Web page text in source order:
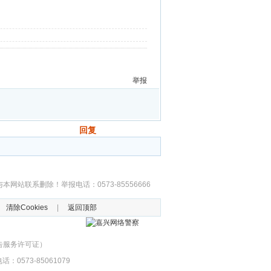
举报
回复
网站联系删除！举报电话：0573-85556666
清除Cookies 返回顶部
务许可证）
：0573-85061079